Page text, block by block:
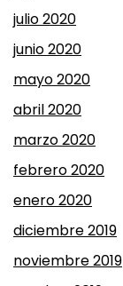
julio 2020
junio 2020
mayo 2020
abril 2020
marzo 2020
febrero 2020
enero 2020
diciembre 2019
noviembre 2019